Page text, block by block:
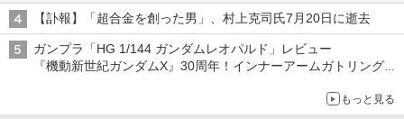
チューバ、テナサクなど5種各3色
【訃報】「超合金を創った男」、村上克司氏7月20日に逝去
ガンプラ「HG 1/144 ガンダムレオパルド」レビュー
『機動新世紀ガンダムX』30周年！インナーアームガトリングの
もっと見る